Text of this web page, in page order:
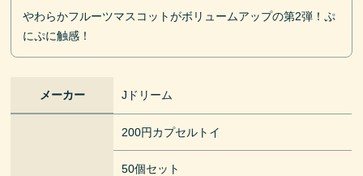
やわらかフルーツマスコットがボリュームアップの第2弾！ぷ
にぷに触感！
メーカー Jドリーム
200円カプセルトイ
50個セット